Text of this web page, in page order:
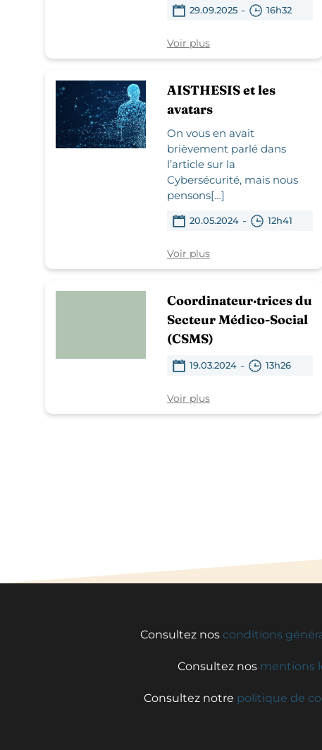
29.09.2025 - 16h32
Voir plus
AISTHESIS et les
avatars
On vous en avait
brièvement parlé dans
l’article sur la
Cybersécurité, mais nous
pensons[…]
20.05.2024 - 12h41
Voir plus
Coordinateur·trices du
Secteur Médico-Social
(CSMS)
19.03.2024 - 13h26
Voir plus
Consultez nos conditions
Consultez nos mentions
Consultez notre politique de